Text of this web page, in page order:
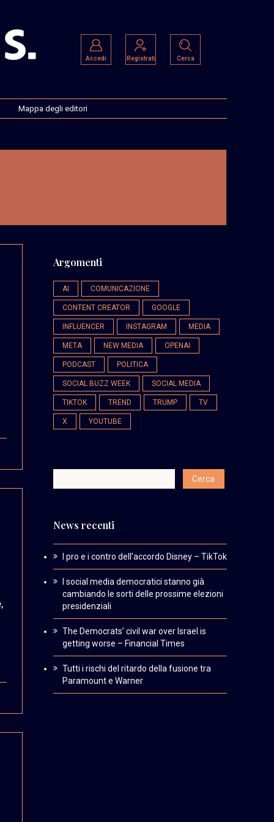
Accedi Registrati Cerca
Mappa degli editori
Argomenti
AI COMUNICAZIONE
CONTENT CREATOR GOOGLE
INFLUENCER INSTAGRAM MEDIA
META NEW MEDIA OPENAI
PODCAST POLITICA
SOCIAL BUZZ WEEK SOCIAL MEDIA
TIKTOK TREND TRUMP TV
X YOUTUBE
News recenti
I pro e i contro dell’accordo Disney – TikTok
I social media democratici stanno già
cambiando le sorti delle prossime elezioni
presidenziali
The Democrats’ civil war over Israel is
getting worse – Financial Times
Tutti i rischi del ritardo della fusione tra
Paramount e Warner